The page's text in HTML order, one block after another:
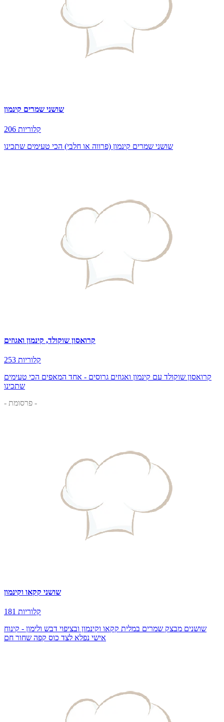
שושני שמרים קינמון
206 קלוריות
שושני שמרים קינמון (פרווה או חלבי) הכי טעימים שתכינו
קרואסון שוקולד, קינמון ואגוזים
253 קלוריות
קרואסון שוקולד עם קינמון ואגוזים גרוסים - אחד המאפים הכי טעימים
שתכינו
- פרסומת -
שושני קקאו וקינמון
181 קלוריות
שושנים מבצק שמרים במלית קקאו וקינמון ובציפוי דבש ולימון - קינוח
אישי נפלא לצד כוס קפה שחור חם